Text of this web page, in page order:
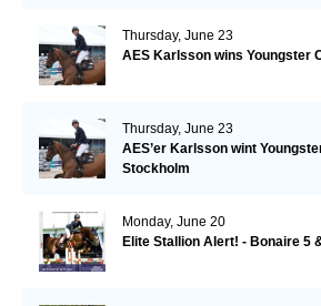
Thursday, June 23
AES Karlsson wins Youngster
Thursday, June 23
AES’er Karlsson wint
Stockholm
Monday, June 20
Elite Stallion Alert! - Bonaire 5